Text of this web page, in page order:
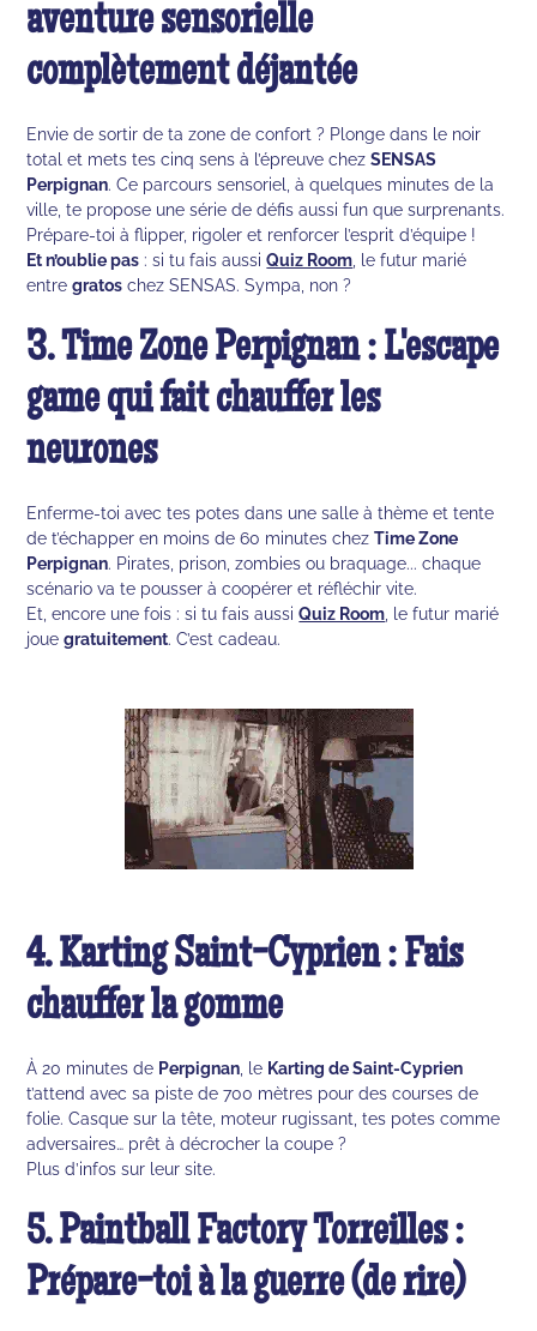
aventure sensorielle
complètement déjantée
Envie de sortir de ta zone de confort ? Plonge dans le noir
total et mets tes cinq sens à l’épreuve chezSENSAS
Perpignan. Ce parcours sensoriel, à quelques minutes de la
ville, te propose une série de défis aussi fun que surprenants.
Prépare-toi à flipper, rigoler et renforcer l’esprit d’équipe !
Et n’oublie pas : si tu fais aussiQuiz Room , le futur marié
entregratos chez SENSAS. Sympa, non ?
3. Time Zone Perpignan : L'escape
game qui fait chauffer les
neurones
Enferme-toi avec tes potes dans une salle à thème et tente
de t’échapper en moins de 60 minutes chezTime Zone
Perpignan. Pirates, prison, zombies ou braquage... chaque
scénario va te pousser à coopérer et réfléchir vite.
Et, encore une fois : si tu fais aussiQuiz Room , le futur marié
jouegratuitement. C’est cadeau.
4. Karting Saint-Cyprien : Fais
chauffer la gomme
À 20 minutes de Perpignan , le Karting de Saint-Cyprien
t’attend avec sa piste de 700 mètres pour des courses de
folie. Casque sur la tête, moteur rugissant, tes potes comme
adversaires… prêt à décrocher la coupe ?
Plus d’infos sur leur site.
5. Paintball Factory Torreilles :
Prépare-toi à la guerre (de rire)